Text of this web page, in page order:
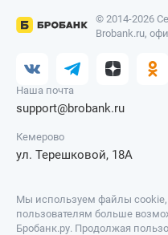
© 2014-2026
Brobank.ru,
Наша почта
support@brobank.ru
Кемерово
ул. Терешковой, 18А
Мы используем файлы cookie,
пользователям больше
Бробанк.ру. Продолжая